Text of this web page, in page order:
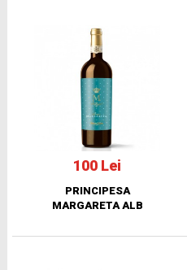
100 Lei
PRINCIPESA
MARGARETA ALB